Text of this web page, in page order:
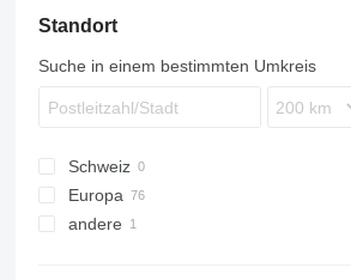
Vario
Standort
Suche in einem bestimmten Umkreis
Schweiz
Europa
Deutschland
andere